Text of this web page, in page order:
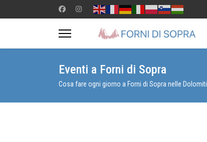
Eventi a Forni di Sopra
Cosa fare ogni giorno a Forni di Sopra nelle Dolomiti